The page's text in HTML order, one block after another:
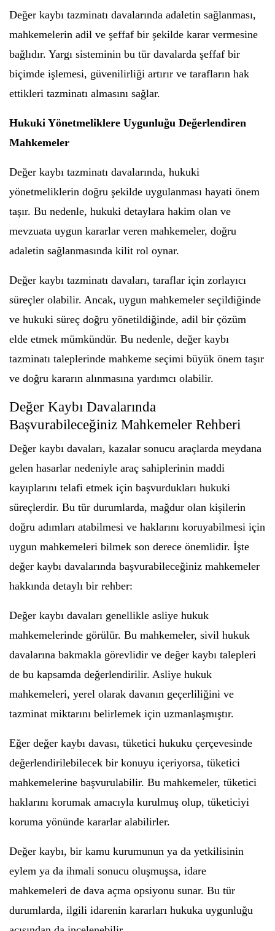
Değer kaybı tazminatı davalarında adaletin sağlanması,
mahkemelerin adil ve şeffaf bir şekilde karar vermesine
bağlıdır. Yargı sisteminin bu tür davalarda şeffaf bir
biçimde işlemesi, güvenilirliği artırır ve tarafların hak
ettikleri tazminatı almasını sağlar.
Hukuki Yönetmeliklere Uygunluğu Değerlendiren
Mahkemeler
Değer kaybı tazminatı davalarında, hukuki
yönetmeliklerin doğru şekilde uygulanması hayati önem
taşır. Bu nedenle, hukuki detaylara hakim olan ve
mevzuata uygun kararlar veren mahkemeler, doğru
adaletin sağlanmasında kilit rol oynar.
Değer kaybı tazminatı davaları, taraflar için zorlayıcı
süreçler olabilir. Ancak, uygun mahkemeler seçildiğinde
ve hukuki süreç doğru yönetildiğinde, adil bir çözüm
elde etmek mümkündür. Bu nedenle, değer kaybı
tazminatı taleplerinde mahkeme seçimi büyük önem taşır
ve doğru kararın alınmasına yardımcı olabilir.
Değer Kaybı Davalarında
Başvurabileceğiniz Mahkemeler Rehberi
Değer kaybı davaları, kazalar sonucu araçlarda meydana
gelen hasarlar nedeniyle araç sahiplerinin maddi
kayıplarını telafi etmek için başvurdukları hukuki
süreçlerdir. Bu tür durumlarda, mağdur olan kişilerin
doğru adımları atabilmesi ve haklarını koruyabilmesi için
uygun mahkemeleri bilmek son derece önemlidir. İşte
değer kaybı davalarında başvurabileceğiniz mahkemeler
hakkında detaylı bir rehber:
Değer kaybı davaları genellikle asliye hukuk
mahkemelerinde görülür. Bu mahkemeler, sivil hukuk
davalarına bakmakla görevlidir ve değer kaybı talepleri
de bu kapsamda değerlendirilir. Asliye hukuk
mahkemeleri, yerel olarak davanın geçerliliğini ve
tazminat miktarını belirlemek için uzmanlaşmıştır.
Eğer değer kaybı davası, tüketici hukuku çerçevesinde
değerlendirilebilecek bir konuyu içeriyorsa, tüketici
mahkemelerine başvurulabilir. Bu mahkemeler, tüketici
haklarını korumak amacıyla kurulmuş olup, tüketiciyi
koruma yönünde kararlar alabilirler.
Değer kaybı, bir kamu kurumunun ya da yetkilisinin
eylem ya da ihmali sonucu oluşmuşsa, idare
mahkemeleri de dava açma opsiyonu sunar. Bu tür
durumlarda, ilgili idarenin kararları hukuka uygunluğu